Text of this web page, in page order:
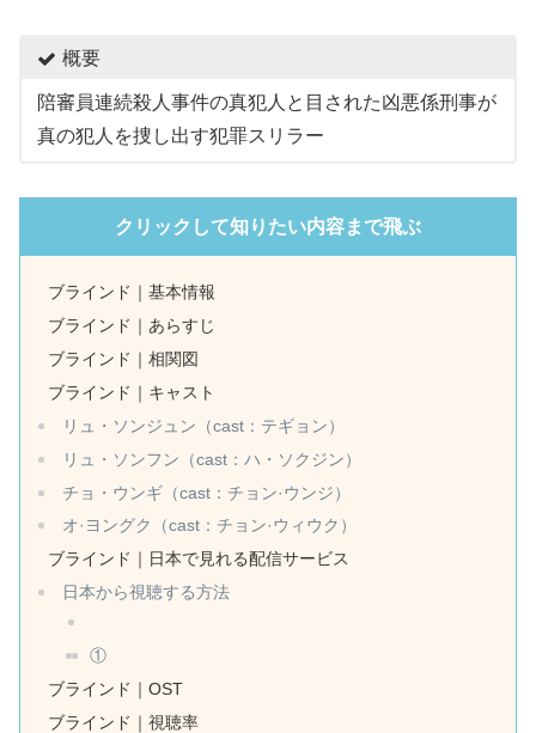
概要
陪審員連続殺人事件の真犯人と目された凶悪係刑事が
真の犯人を捜し出す犯罪スリラー
クリックして知りたい内容まで飛ぶ
ブラインド｜基本情報
ブラインド｜あらすじ
ブラインド｜相関図
ブラインド｜キャスト
リュ・ソンジュン（cast：テギョン）
リュ・ソンフン（cast：ハ・ソクジン）
チョ・ウンギ（cast：チョン·ウンジ）
オ·ヨングク（cast：チョン·ウィウク）
ブラインド｜日本で見れる配信サービス
日本から視聴する方法
①
ブラインド｜OST
ブラインド｜視聴率